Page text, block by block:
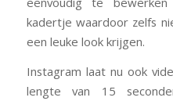
kadertje waardoor zelfs
een leuke look krijgen.
Instagram laat nu ook
lengte van 15